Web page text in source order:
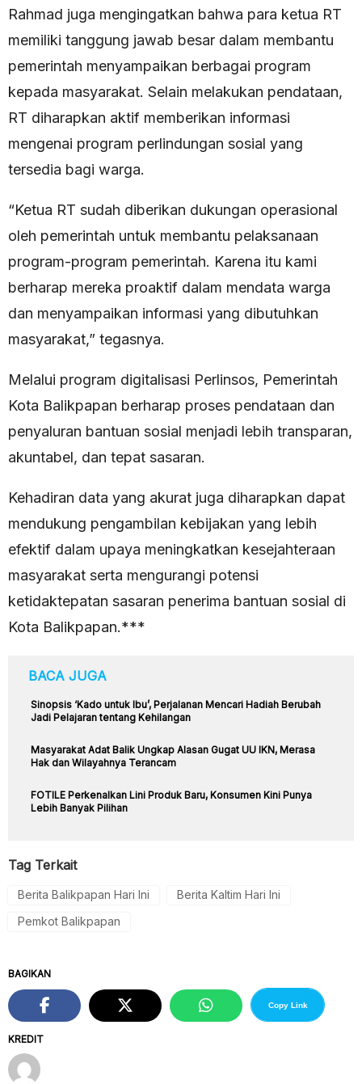
Rahmad juga mengingatkan bahwa para ketua RT
memiliki tanggung jawab besar dalam membantu
pemerintah menyampaikan berbagai program
kepada masyarakat. Selain melakukan pendataan,
RT diharapkan aktif memberikan informasi
mengenai program perlindungan sosial yang
tersedia bagi warga.
“Ketua RT sudah diberikan dukungan operasional
oleh pemerintah untuk membantu pelaksanaan
program-program pemerintah. Karena itu kami
berharap mereka proaktif dalam mendata warga
dan menyampaikan informasi yang dibutuhkan
masyarakat,” tegasnya.
Melalui program digitalisasi Perlinsos, Pemerintah
Kota Balikpapan berharap proses pendataan dan
penyaluran bantuan sosial menjadi lebih transparan,
akuntabel, dan tepat sasaran.
Kehadiran data yang akurat juga diharapkan dapat
mendukung pengambilan kebijakan yang lebih
efektif dalam upaya meningkatkan kesejahteraan
masyarakat serta mengurangi potensi
ketidaktepatan sasaran penerima bantuan sosial di
Kota Balikpapan.***
BACA JUGA
Sinopsis ‘Kado untuk Ibu’, Perjalanan Mencari Hadiah Berubah
Jadi Pelajaran tentang Kehilangan
Masyarakat Adat Balik Ungkap Alasan Gugat UU IKN, Merasa
Hak dan Wilayahnya Terancam
FOTILE Perkenalkan Lini Produk Baru, Konsumen Kini Punya
Lebih Banyak Pilihan
Tag Terkait
Berita Balikpapan Hari Ini
Berita Kaltim Hari Ini
Pemkot Balikpapan
KREDIT
BAGIKAN
Copy Link